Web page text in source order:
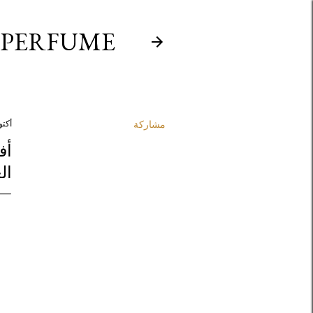
مشاركة أكتوبر